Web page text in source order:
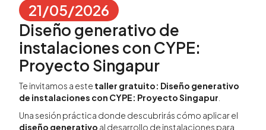
21/05/2026
Diseño generativo de
instalaciones con CYPE:
Proyecto Singapur
Te invitamos a este taller gratuito: Diseño generativo
de instalaciones con CYPE: Proyecto Singapur
Una sesión práctica donde descubrirás cómo aplicar el
diseño generativo al desarrollo de instalaciones para